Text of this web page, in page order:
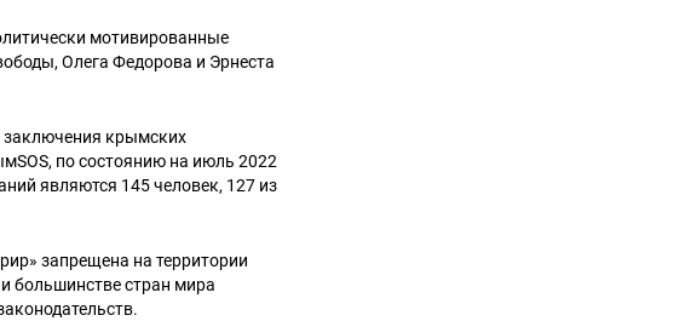
мотивированные
Олега Федорова и Эрнеста
заключения крымских
по состоянию на июль 2022
являются 145 человек, 127 из
запрещена на территории
большинстве стран мира